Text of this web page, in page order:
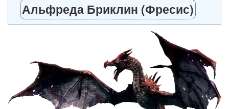
Альфреда Бриклин (Фресис)